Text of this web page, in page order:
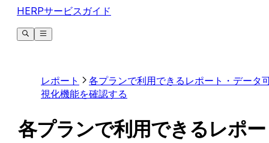
HERPサービスガイド
レポート
各プランで利用できるレポート・データ
視化機能を確認する
各プランで利用できるレポー